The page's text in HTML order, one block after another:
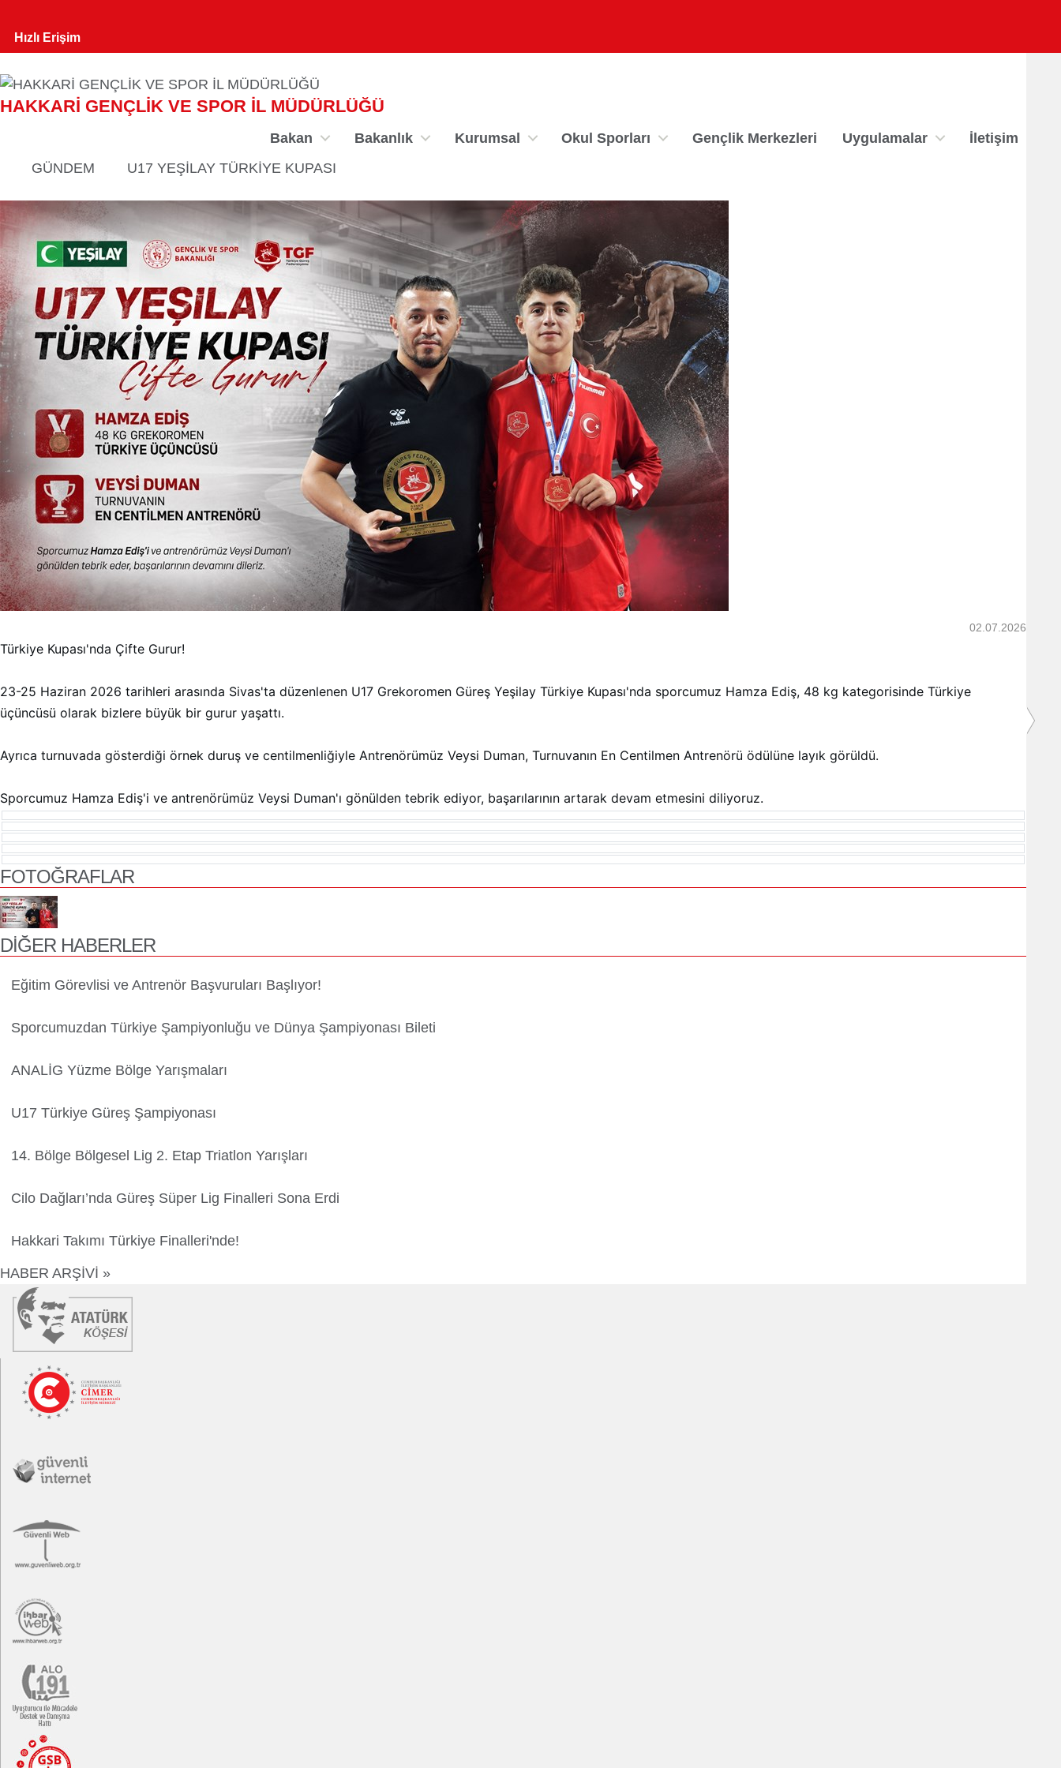
Hızlı Erişim
HAKKARİ GENÇLİK VE SPOR İL MÜDÜRLÜĞÜ
Bakan Bakanlık Kurumsal Okul Sporları Gençlik Merkezleri Uygulamalar
İletişim
GÜNDEM
U17 YEŞİLAY TÜRKİYE KUPASI
02.07.2026
Türkiye Kupası'nda Çifte Gurur!
23-25 Haziran 2026 tarihleri arasında Sivas'ta düzenlenen U17 Grekoromen Güreş Yeşilay Türkiye Kupası'nda sporcumuz Hamza Ediş, 48 kg kategorisinde Türkiye
üçüncüsü olarak bizlere büyük bir gurur yaşattı.
Ayrıca turnuvada gösterdiği örnek duruş ve centilmenliğiyle Antrenörümüz Veysi Duman, Turnuvanın En Centilmen Antrenörü ödülüne layık görüldü.
Sporcumuz Hamza Ediş'i ve antrenörümüz Veysi Duman'ı gönülden tebrik ediyor, başarılarının artarak devam etmesini diliyoruz.
FOTOĞRAFLAR
DİĞER HABERLER
Eğitim Görevlisi ve Antrenör Başvuruları Başlıyor!
Sporcumuzdan Türkiye Şampiyonluğu ve Dünya Şampiyonası Bileti
ANALİG Yüzme Bölge Yarışmaları
U17 Türkiye Güreş Şampiyonası
14. Bölge Bölgesel Lig 2. Etap Triatlon Yarışları
Cilo Dağları’nda Güreş Süper Lig Finalleri Sona Erdi
Hakkari Takımı Türkiye Finalleri'nde!
HABER ARŞİVİ »
Genç Bilgi Sistemi
Spor Bilgi Sistemi